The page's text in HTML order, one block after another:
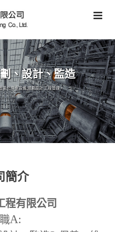
、設計、監造
能化停車設備,規劃設計,工程管理。
簡介
程有限公司
A: